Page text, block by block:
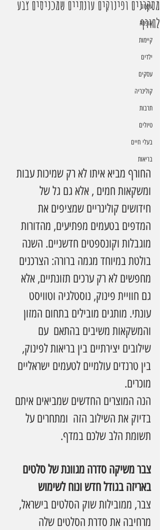
עיצוב
אופנה
קיימות
ילדים
עסקים
קולינריה
תרבות
טיולים
בעלי חיים
בריאות
מסקרנים ופינוקים עונתיים שמכניסים צבע
לחורף
החורף מביא איתו לא רק שמיכות עבות
ומשקאות חמים , אלא גם גל של
חידושים קולינריים שמציפים את
המדפים בטעמים מפתיעים, מהדורות
מוגבלות וקונספטים חדשניים. השנה
בולטת במיוחד מגמה ברורה: הצרכנים
מחפשים לא רק ערכים תזונתיים, אלא
גם חוויית פינוק, נוסטלגיה וטוויסט
עונתי. מותגים מובילים בתחום המזון
והמשקאות משיבים בהתאם  עם
שילובים יצירתיים בין בריאות לפינוק,
בין טרנדים עולמיים לטעמים ישראליים
מוכרים.
הנה המוצרים החדשים שמביאים איתם
בדיוק את השילוב הזה  ומתחרים על
תשומת הלב שלכם במדף.
צבר משיקה סדרה מגוונת של סלטים
באריזה בגודל חדש ונוח לשימוש
צבר, ממובילות שוק הסלטים בישראל,
מרחיבה את סדרת הסלטים שלה